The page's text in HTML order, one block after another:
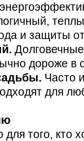
и защиты
дороже в
Часто
для
для того, кто